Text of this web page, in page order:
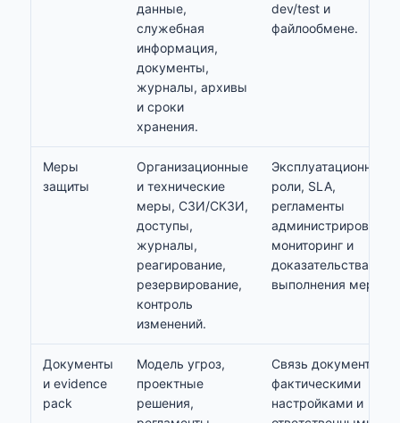
данные,
служебная
информация,
документы,
журналы, архивы
и сроки
хранения.
dev/test и
файлообмене.
Меры
защиты
Организационные
и технические
меры, СЗИ/СКЗИ,
доступы,
журналы,
реагирование,
резервирование,
контроль
изменений.
Эксплуатационные
роли, SLA,
регламенты
администрирования,
мониторинг и
доказательства
выполнения мер.
Документы
и evidence
pack
Модель угроз,
проектные
решения,
Связь документов с
фактическими
настройками и